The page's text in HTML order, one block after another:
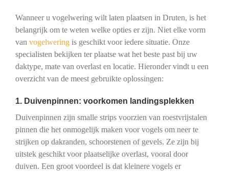
Wanneer u vogelwering wilt laten plaatsen in Druten, is het
belangrijk om te weten welke opties er zijn. Niet elke vorm
van vogelweringis geschikt voor iedere situatie. Onze
specialisten bekijken ter plaatse wat het beste past bij uw
daktype, mate van overlast en locatie. Hieronder vindt u een
overzicht van de meest gebruikte oplossingen:
1. Duivenpinnen: voorkomen landingsplekken
Duivenpinnen zijn smalle strips voorzien van roestvrijstalen
pinnen die het onmogelijk maken voor vogels om neer te
strijken op dakranden, schoorstenen of gevels. Ze zijn bij
uitstek geschikt voor plaatselijke overlast, vooral door
duiven. Een groot voordeel is dat kleinere vogels er